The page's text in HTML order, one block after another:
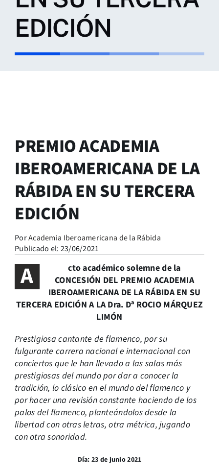
EDICIÓN
PREMIO ACADEMIA
IBEROAMERICANA DE LA
RÁBIDA EN SU TERCERA
EDICIÓN
PorAcademia Iberoamericana de la Rábida
Publicado el: 23/06/2021
A
cto académico solemne de la
CONCESIÓN DEL PREMIO ACADEMIA
IBEROAMERICANA DE LA RÁBIDA EN SU
TERCERA EDICIÓN A LA Dra. Dª ROCIO MÁRQUEZ
LIMÓN
Prestigiosa cantante de flamenco, por su
fulgurante carrera nacional e internacional con
conciertos que le han llevado a las salas más
prestigiosas del mundo por dar a conocer la
tradición, lo clásico en el mundo del flamenco y
por hacer una revisión constante haciendo de los
palos del flamenco, planteándolos desde la
libertad con otras letras, otra métrica, jugando
con otra sonoridad.
Día: 23 de junio 2021